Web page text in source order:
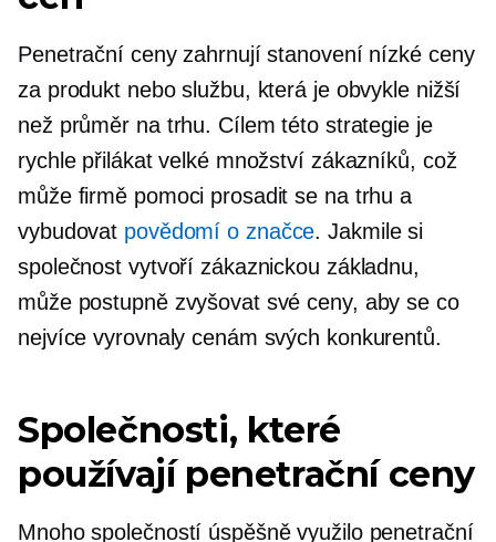
Penetrační ceny zahrnují stanovení nízké ceny
za produkt nebo službu, která je obvykle nižší
než průměr na trhu. Cílem této strategie je
rychle přilákat velké množství zákazníků, což
může firmě pomoci prosadit se na trhu a
vybudovat povědomí o značce. Jakmile si
společnost vytvoří zákaznickou základnu,
může postupně zvyšovat své ceny, aby se co
nejvíce vyrovnaly cenám svých konkurentů.
Společnosti, které
používají penetrační ceny
Mnoho společností úspěšně využilo penetrační